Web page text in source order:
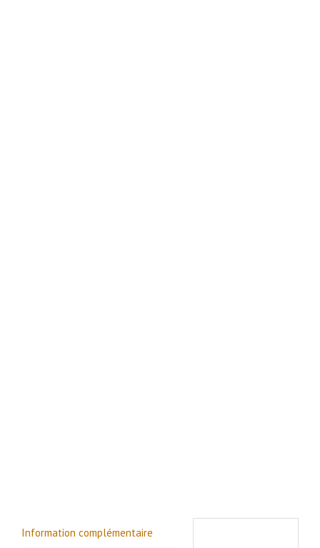
Information complémentaire